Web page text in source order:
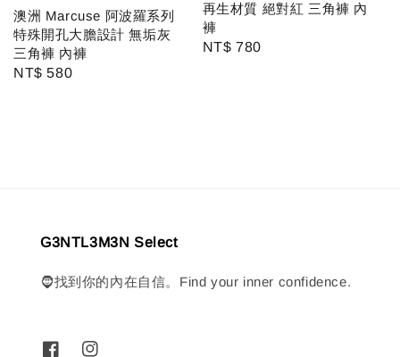
澳洲 Marcuse 阿波羅系列
特殊開孔大膽設計 無垢灰
三角褲 內褲
Regular
NT$ 580
再生材質 絕對紅 三角褲 內
褲
Regular
NT$ 780
G3NTL3M3N Select
🧔找到你的內在自信。Find your inner confidence.